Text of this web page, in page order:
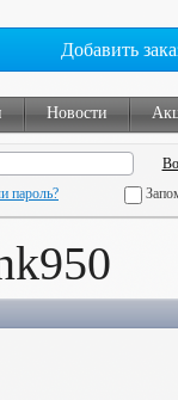
Добавить
Новости
пароль?